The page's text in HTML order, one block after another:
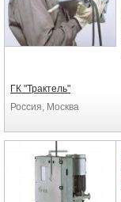
ГК "Трактель"
Россия, Москва